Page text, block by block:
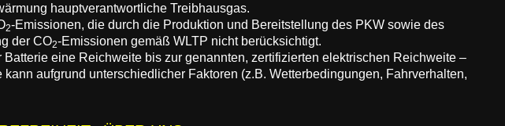
hauptverantwortliche Treibhausgas.
2-Emissionen, die durch die Produktion und Bereitstellung des PKW sowie des
der CO2-Emissionen gemäß WLTP nicht berücksichtigt.
eine Reichweite bis zur genannten, zertifizierten elektrischen Reichweite –
aufgrund unterschiedlicher Faktoren (z.B. Wetterbedingungen, Fahrverhalten,